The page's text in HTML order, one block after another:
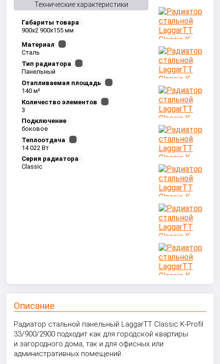
Технические характеристики
Габариты товара
900x2 900x155 мм
Материал
Сталь
Тип радиатора
Панельный
Отапливаемая площадь
140 м²
Количество элементов
3
Подключение
боковое
Теплоотдача
14 022 Вт
Серия радиатора
Classic
Описание
Радиатор стальной панельный LaggarTT Classic K-Profil
33/900/2900 подходит как для городской квартиры
и загородного дома, так и для офисных или
административных помещений.